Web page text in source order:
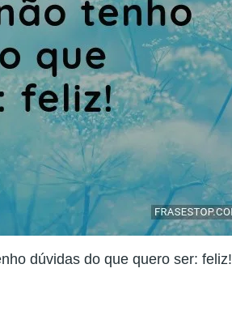
dúvidas do que quero ser: feliz!